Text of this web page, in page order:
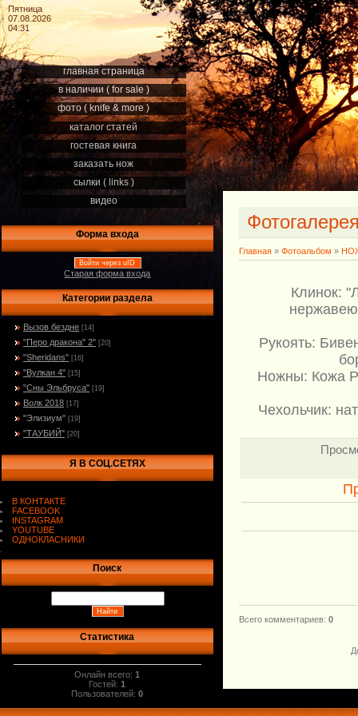
Пятница
07.08.2026
04:31
главная страница
в наличии ( for sale )
фото ( knife & more )
каталог статей
гостевая книга
заказать нож
сылки ( links )
видео
Форма входа
Войти через uID
Старая форма входа
Категории раздела
Вызов бездне [14]
"Перо дракона" 2" [20]
"Sheridans" [16]
"Вулкан 4" [15]
"Сны Эльбруса" [19]
Волк 2018 [17]
"Элизиум" [19]
"ТАУБИЙ" [20]
Я В СОЦ.СЕТЯХ
В КОНТАКТЕ
FACEBOOK
INSTAGRAM
YOUTUBE
ОДНОКЛАСНИКИ
Поиск
Статистика
Онлайн всего:1
Гостей:1
Пользователей:0
Главная » Фотоальбом »
Клинок:
Рукоять:
Ножны: Кожа
Чехольчик:
Всего комментариев: 0